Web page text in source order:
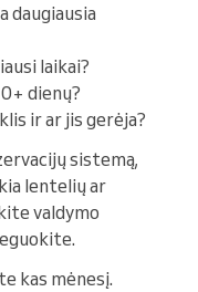
daugiausia
laikai?
dienų?
ir ar jis gerėja?
sistemą,
lentelių ar
valdymo
kas mėnesį.